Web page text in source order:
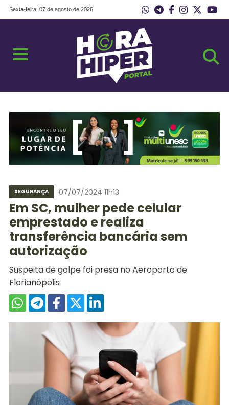
Sexta-feira, 07 de agosto de 2026
SEGURANÇA 07/07/2024 11h13
Em SC, mulher pede celular
emprestado e realiza
transferência bancária sem
autorização
Suspeita de golpe foi presa no Aeroporto de
Florianópolis